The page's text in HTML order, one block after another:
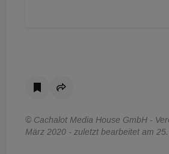
© Cachalot Media House GmbH -
März 2020 - zuletzt bearbeitet am